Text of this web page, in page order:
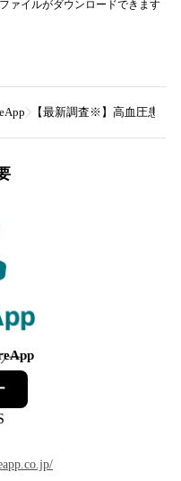
ァイルがダウンロードできます
【最新調査※】高血圧患者
ー